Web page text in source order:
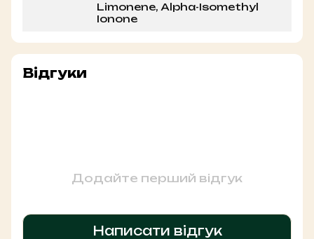
Limonene, Alpha-Isomethyl
Ionone
Відгуки
Додайте перший відгук
Написати відгук